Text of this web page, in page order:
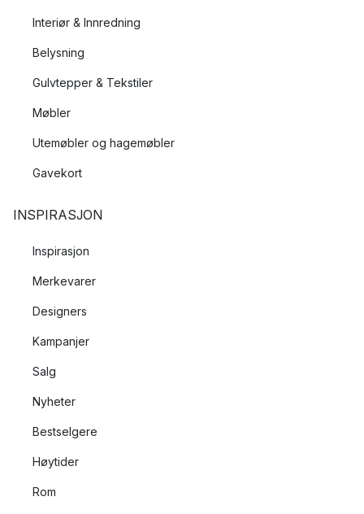
Interiør & Innredning
Belysning
Gulvtepper & Tekstiler
Møbler
Utemøbler og hagemøbler
Gavekort
INSPIRASJON
Inspirasjon
Merkevarer
Designers
Kampanjer
Salg
Nyheter
Bestselgere
Høytider
Rom